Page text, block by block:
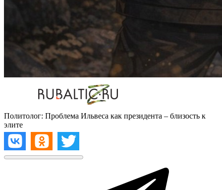
Политолог: Проблема Ильвеса как президента – близость к
элите